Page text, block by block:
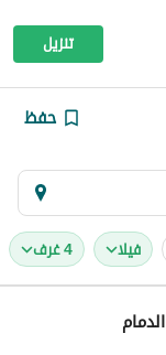
تنزيل
حفظ
فیلا 4 غرف